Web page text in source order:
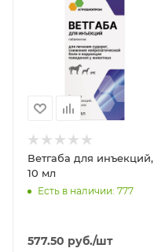
Ветгаба для инъекций,
10 мл
Есть в наличии: 777
577.50 руб./шт